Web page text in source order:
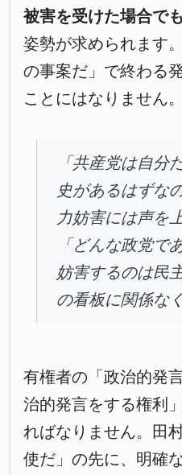
被害を受けた場合で
姿勢が求められます
の事案だ」で終わる
ことにはなりません。
「共産党は自分
史があるはずな
力妨害には声を
「どんな政党で
妨害するのは民
の看板に関係な
有権者の「政治的発
治的発言をする権利
ればなりません。田
使だ」の先に、明確